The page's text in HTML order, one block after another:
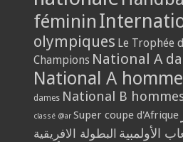
féminin
olympiques Le Trophée
Champions National A
National A
dames National B
classé @ar Super coupe d'Afrique
الأولمبية البطولة الافريقية